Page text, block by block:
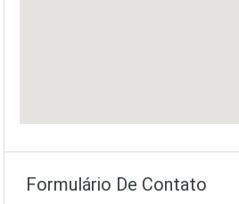
Formulário De Contato